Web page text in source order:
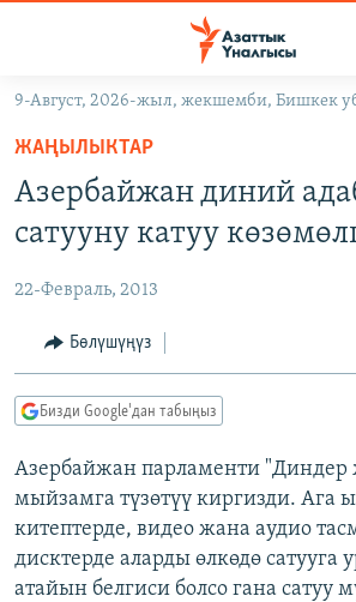
Навигацияга
өтүңүз
Издөөгө
салыңыз
КЫРГЫЗСТАН
КЫРГЫЗСТАН
ЭКОНОМИКА
МАДАНИЯТ
ДҮЙНӨ
БОРБОР АЗИЯ
УКРАИНА
АТАЙЫН ИЛИКТӨӨ
ТВ ПРОГРАММАЛАР
ЭКСПЕРТТЕР ТАЛДАЙТ
БИЗ ЖАНА ДҮЙНӨ
ЭЖЕ-СИҢДИЛЕР
ӨЗГӨЧӨ ПИКИР
Русский
ОНЛАЙН ШЕРИНЕ
9-Август, 2026-жыл, жекшемби, Бишкек
ЖАҢЫЛЫКТАР
Азербайжан диний
сатууну катуу
22-Февраль, 2013
Бөлүшүңүз
Бизди Google'дан табыңыз
Азербайжан парламенти "Диндер
мыйзамга түзөтүү киргизди. Ага
китептерде, видео жана аудио
дисктерде аларды өлкөдө сатууга
атайын белгиси болсо гана